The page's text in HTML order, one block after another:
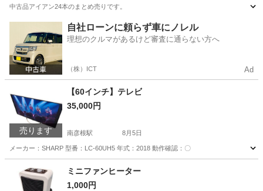
中古品アイアン24本のまとめ売りです。
南彦根駅 ゴルフ
自社ローンに頼らず車にノレル
理想のクルマがあるけど審査に通らない方へ
（株）ICT Ad
売ります
【60インチ】テレビ
35,000円
南彦根駅 8月5日
メーカー：SHARP 型番：LC-60UH5 年式：2018 動作確認：〇
テレビ
ミニファンヒーター
1,000円